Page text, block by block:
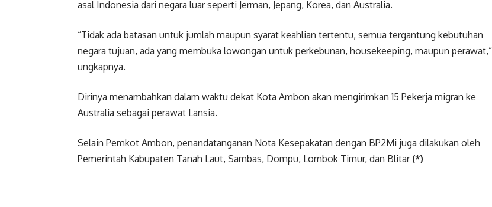
asal Indonesia dari negara luar seperti Jerman, Jepang, Korea, dan Australia.
“Tidak ada batasan untuk jumlah maupun syarat keahlian tertentu, semua tergantung kebutuhan
negara tujuan, ada yang membuka lowongan untuk perkebunan, housekeeping, maupun perawat,”
ungkapnya.
Dirinya menambahkan dalam waktu dekat Kota Ambon akan mengirimkan 15 Pekerja migran ke
Australia sebagai perawat Lansia.
Selain Pemkot Ambon, penandatanganan Nota Kesepakatan dengan BP2Mi juga dilakukan oleh
Pemerintah Kabupaten Tanah Laut, Sambas, Dompu, Lombok Timur, dan Blitar (*)